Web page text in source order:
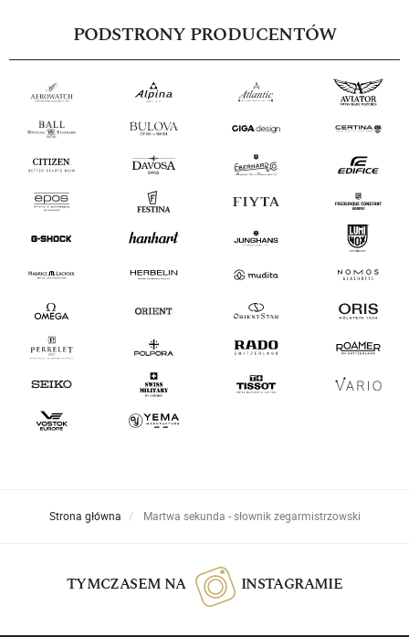
PODSTRONY PRODUCENTÓW
Strona główna Martwa sekunda - słownik zegarmistrzowski
TYMCZASEM NA INSTAGRAMIE